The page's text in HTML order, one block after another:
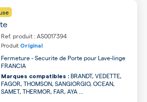
Ref. produit : AS0017394
Produit Original
Fermeture - Securite de Porte pour Lave-linge
FRANCIA
Marques compatibles : BRANDT, VEDETTE,
FAGOR, THOMSON, SANGIORGIO, OCEAN,
SAMET, THERMOR, FAR, AYA ...